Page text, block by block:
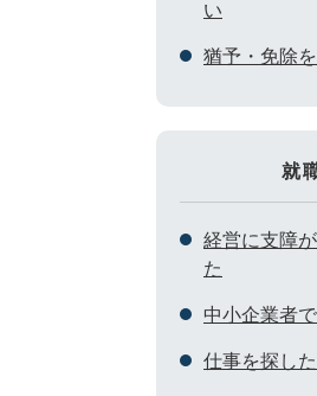
い
猶予・免除
就
経営に支障
た
中小企業者
仕事を探し